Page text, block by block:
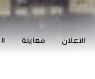
الاعلان معاينة